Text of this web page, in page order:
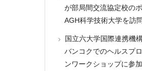
が部局間交流協定校の
AGH科学技術大学を訪問
国立六大学国際連携機
バンコクでのヘルスプ
ンワークショップに参加